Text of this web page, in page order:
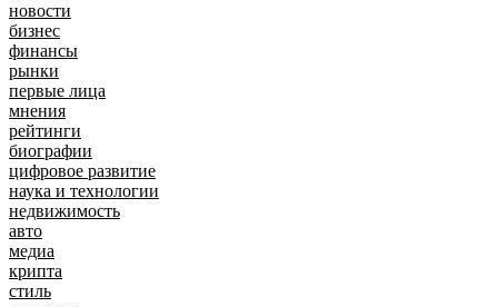
новости
бизнес
финансы
рынки
первые лица
мнения
рейтинги
биографии
цифровое развитие
наука и технологии
недвижимость
авто
медиа
крипта
стиль